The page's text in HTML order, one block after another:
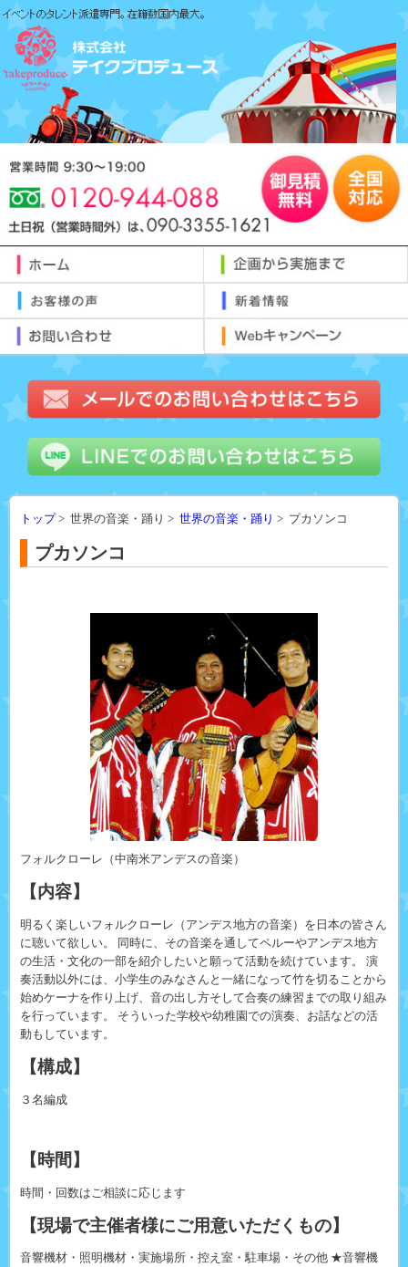
トップ> 世界の音楽・踊り > 世界の音楽・踊り > プカソンコ
プカソンコ
フォルクローレ（中南米アンデスの音楽）
【内容】
明るく楽しいフォルクローレ（アンデス地方の音楽）を日本の皆さん
に聴いて欲しい。 同時に、その音楽を通してペルーやアンデス地方
の生活・文化の一部を紹介したいと願って活動を続けています。 演
奏活動以外には、小学生のみなさんと一緒になって竹を切ることから
始めケーナを作り上げ、音の出し方そして合奏の練習までの取り組み
を行っています。 そういった学校や幼稚園での演奏、お話などの活
動もしています。
【構成】
３名編成
【時間】
時間・回数はご相談に応じます
【現場で主催者様にご用意いただくもの】
音響機材・照明機材・実施場所・控え室・駐車場・その他 ★音響機